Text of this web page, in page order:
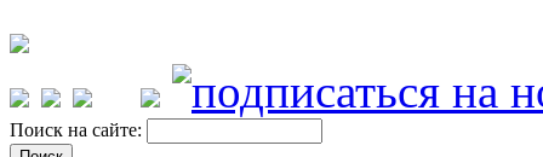
Поиск на сайте: